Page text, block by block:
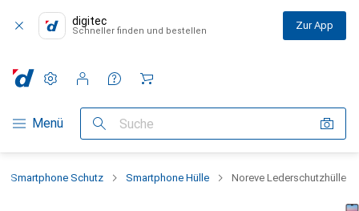
digitec
Schneller finden und bestellen Zur App
Navigation nach Kategorien
Menü Suche
Einstellungen
Kundenkonto
Vergleichslisten
Merklisten
Warenkorb
Smartphone Schutz Smartphone Hülle Noreve Lederschutzhülle